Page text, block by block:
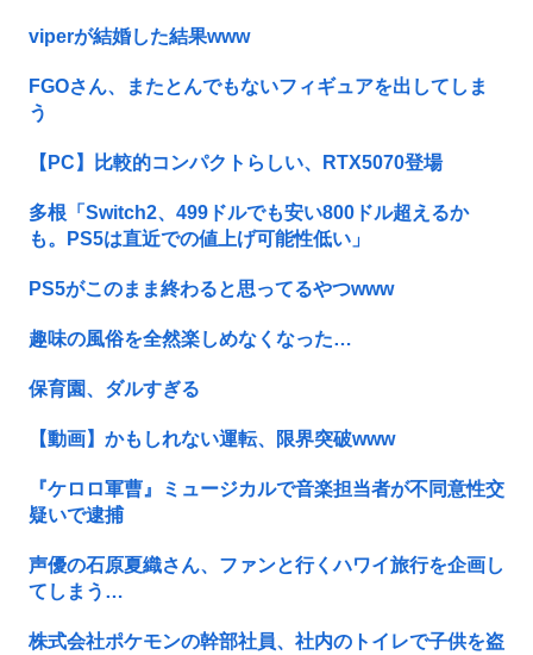
viperが結婚した結果www
FGOさん、またとんでもないフィギュアを出してしま
う
【PC】比較的コンパクトらしい、RTX5070登場
多根「Switch2、499ドルでも安い800ドル超えるか
も。PS5は直近での値上げ可能性低い」
PS5がこのまま終わると思ってるやつwww
趣味の風俗を全然楽しめなくなった…
保育園、ダルすぎる
【動画】かもしれない運転、限界突破www
『ケロロ軍曹』ミュージカルで音楽担当者が不同意性交
疑いで逮捕
声優の石原夏織さん、ファンと行くハワイ旅行を企画し
てしまう…
株式会社ポケモンの幹部社員、社内のトイレで子供を盗